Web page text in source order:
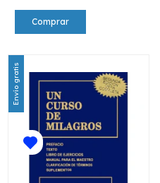
Envío gratis